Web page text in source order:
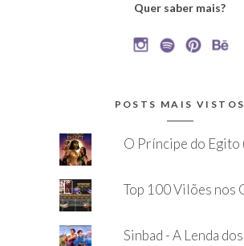
Quer saber mais?
POSTS MAIS VISTOS
O Príncipe do Egito
Top 100 Vilões nos
Sinbad - A Lenda